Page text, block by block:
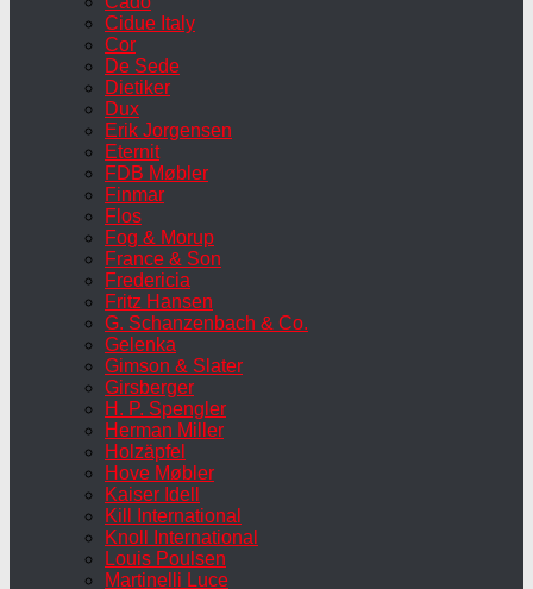
Cidue Italy
Cor
De Sede
Dietiker
Dux
Erik Jorgensen
Eternit
FDB Møbler
Finmar
Flos
Fog & Morup
France & Son
Fredericia
Fritz Hansen
G. Schanzenbach & Co.
Gelenka
Gimson & Slater
Girsberger
H. P. Spengler
Herman Miller
Holzäpfel
Hove Møbler
Kaiser Idell
Kill International
Knoll International
Louis Poulsen
Martinelli Luce